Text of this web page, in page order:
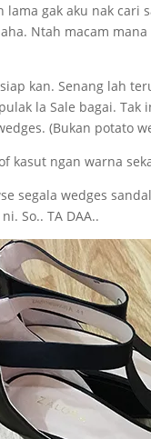
lama gak aku nak
Ntah macam
kan. Senang lah
la Sale bagai.
(Bukan potato
kasut ngan warna
segala wedges
So.. TA DAA..